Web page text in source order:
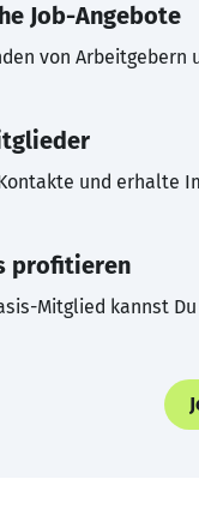
Job-Angebote
von Arbeitgebern
und erhalte
profitieren
Mitglied kannst